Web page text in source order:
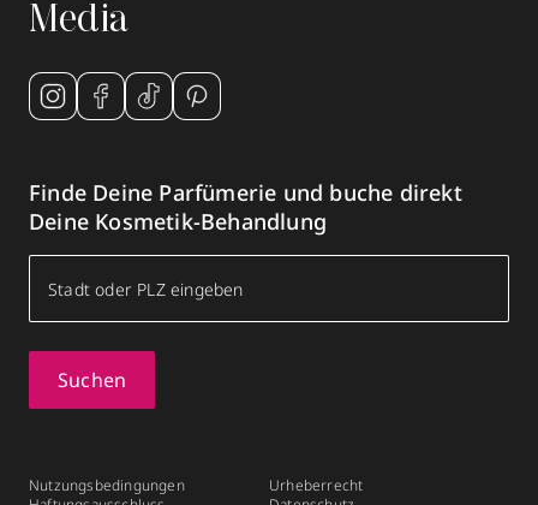
Media
Finde Deine Parfümerie und buche direkt
Deine Kosmetik-Behandlung
Suchen
Nutzungsbedingungen
Urheberrecht